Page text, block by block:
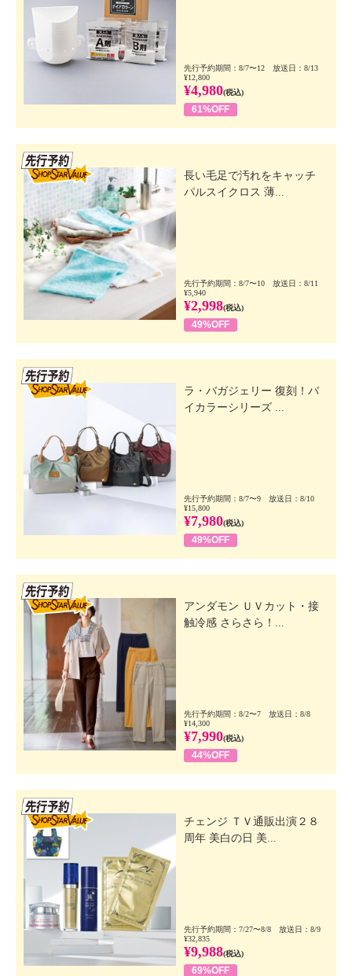
先行予約期間：8/7〜12 放送日：8/13
¥12,800
¥4,980(税込)
61%OFF
長い毛足で汚れをキャッチ
パルスイクロス 薄...
先行予約期間：8/7〜10 放送日：8/11
¥5,940
¥2,998(税込)
49%OFF
ラ・バガジェリー 復刻！バ
イカラーシリーズ ...
先行予約期間：8/7〜9 放送日：8/10
¥15,800
¥7,980(税込)
49%OFF
アンダモン ＵＶカット・接
触冷感 さらさら！...
先行予約期間：8/2〜7 放送日：8/8
¥14,300
¥7,990(税込)
44%OFF
チェンジ ＴＶ通販出演２８
周年 美白の日 美...
先行予約期間：7/27〜8/8 放送日：8/9
¥32,835
¥9,988(税込)
69%OFF